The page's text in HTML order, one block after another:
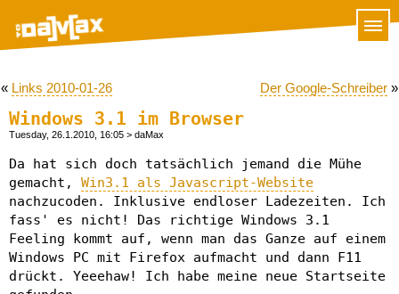
« Links 2010-01-26 Der Google-Schreiber »
Windows 3.1 im Browser
Tuesday, 26.1.2010, 16:05 > daMax
Da hat sich doch tatsächlich jemand die Mühe
gemacht, Win3.1 als Javascript-Website
nachzucoden. Inklusive endloser Ladezeiten. Ich
fass' es nicht! Das richtige Windows 3.1
Feeling kommt auf, wenn man das Ganze auf einem
Windows PC mit Firefox aufmacht und dann F11
drückt. Yeeehaw! Ich habe meine neue Startseite